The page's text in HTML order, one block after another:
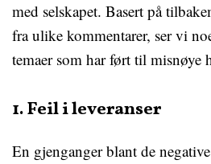
med selskapet. Basert på
fra ulike kommentarer, ser vi
temaer som har ført til misnøye
1. Feil i leveranser
En gjenganger blant de